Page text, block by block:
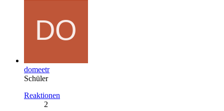
domeetr
Schüler
Reaktionen
2